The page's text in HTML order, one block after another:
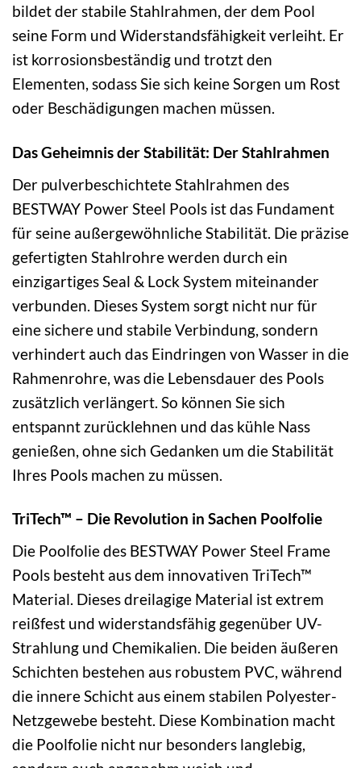
bildet der stabile Stahlrahmen, der dem Pool
seine Form und Widerstandsfähigkeit verleiht. Er
ist korrosionsbeständig und trotzt den
Elementen, sodass Sie sich keine Sorgen um Rost
oder Beschädigungen machen müssen.
Das Geheimnis der Stabilität: Der Stahlrahmen
Der pulverbeschichtete Stahlrahmen des
BESTWAY Power Steel Pools ist das Fundament
für seine außergewöhnliche Stabilität. Die präzise
gefertigten Stahlrohre werden durch ein
einzigartiges Seal & Lock System miteinander
verbunden. Dieses System sorgt nicht nur für
eine sichere und stabile Verbindung, sondern
verhindert auch das Eindringen von Wasser in die
Rahmenrohre, was die Lebensdauer des Pools
zusätzlich verlängert. So können Sie sich
entspannt zurücklehnen und das kühle Nass
genießen, ohne sich Gedanken um die Stabilität
Ihres Pools machen zu müssen.
TriTech™ – Die Revolution in Sachen Poolfolie
Die Poolfolie des BESTWAY Power Steel Frame
Pools besteht aus dem innovativen TriTech™
Material. Dieses dreilagige Material ist extrem
reißfest und widerstandsfähig gegenüber UV-
Strahlung und Chemikalien. Die beiden äußeren
Schichten bestehen aus robustem PVC, während
die innere Schicht aus einem stabilen Polyester-
Netzgewebe besteht. Diese Kombination macht
die Poolfolie nicht nur besonders langlebig,